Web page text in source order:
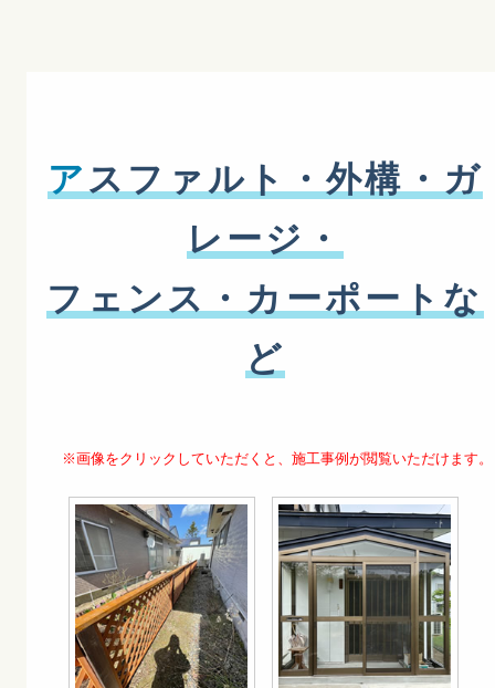
アスファルト・外構・ガ
レージ・
フェンス・カーポートな
ど
※画像をクリックしていただくと、施工事例が閲覧いただけます。